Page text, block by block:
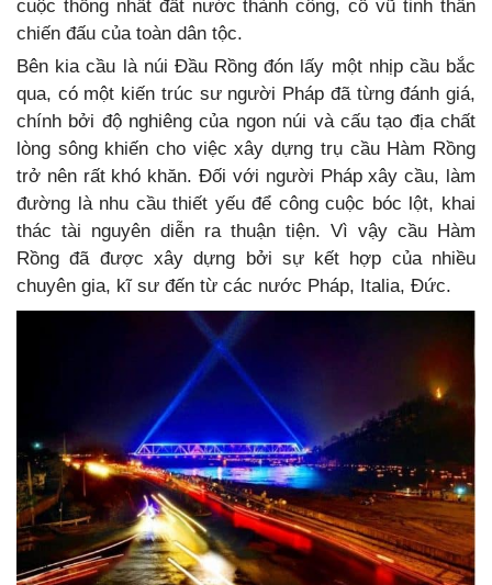
cuộc thống nhất đất nước thành công, cổ vũ tinh thần
chiến đấu của toàn dân tộc.
Bên kia cầu là núi Đầu Rồng đón lấy một nhịp cầu bắc
qua, có một kiến trúc sư người Pháp đã từng đánh giá,
chính bởi độ nghiêng của ngon núi và cấu tạo địa chất
lòng sông khiến cho việc xây dựng trụ cầu Hàm Rồng
trở nên rất khó khăn. Đối với người Pháp xây cầu, làm
đường là nhu cầu thiết yếu để công cuộc bóc lột, khai
thác tài nguyên diễn ra thuận tiện. Vì vậy cầu Hàm
Rồng đã được xây dựng bởi sự kết hợp của nhiều
chuyên gia, kĩ sư đến từ các nước Pháp, Italia, Đức.